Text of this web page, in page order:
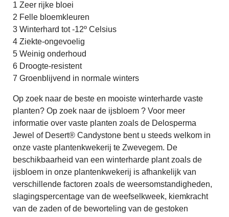
1 Zeer rijke bloei
2 Felle bloemkleuren
3 Winterhard tot -12º Celsius
4 Ziekte-ongevoelig
5 Weinig onderhoud
6 Droogte-resistent
7 Groenblijvend in normale winters
Op zoek naar de beste en mooiste winterharde vaste
planten? Op zoek naar de ijsbloem ? Voor meer
informatie over vaste planten zoals de Delosperma
Jewel of Desert® Candystone bent u steeds welkom in
onze vaste plantenkwekerij te Zwevegem. De
beschikbaarheid van een winterharde plant zoals de
ijsbloem in onze plantenkwekerij is afhankelijk van
verschillende factoren zoals de weersomstandigheden,
slagingspercentage van de weefselkweek, kiemkracht
van de zaden of de beworteling van de gestoken